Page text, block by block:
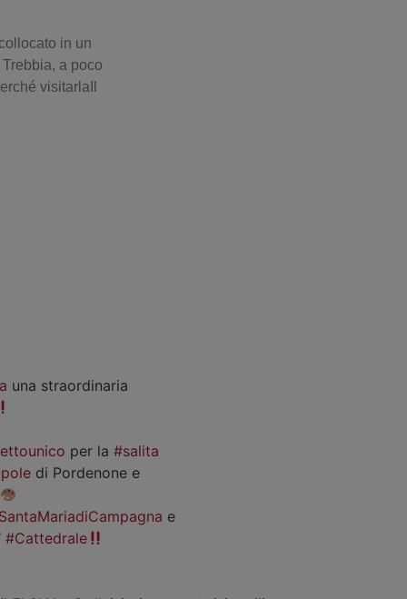
in un
a poco
visitarlaIl
una straordinaria
per la#salita
di Pordenone e
e
#Cattedrale